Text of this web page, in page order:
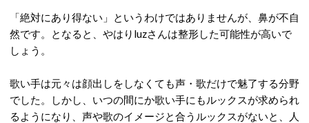
「絶対にあり得ない」というわけではありませんが、鼻が不自
然です。となると、やはりluzさんは整形した可能性が高いで
しょう。
歌い手は元々は顔出しをしなくても声・歌だけで魅了する分野
でした。しかし、いつの間にか歌い手にもルックスが求められ
るようになり、声や歌のイメージと合うルックスがないと、人